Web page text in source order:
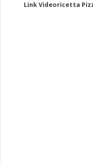
Link Videoricetta